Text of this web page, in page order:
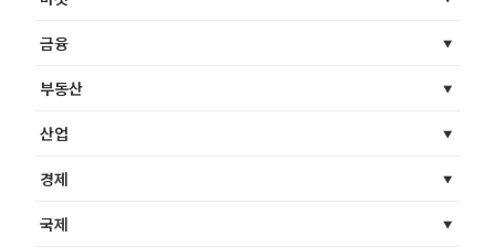
금융
부동산
산업
경제
국제